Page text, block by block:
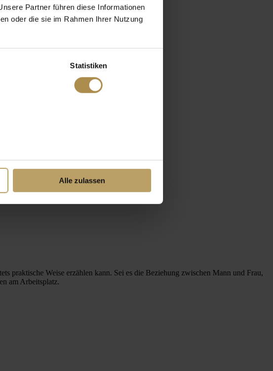
Partner führen diese Informationen
oder die sie im Rahmen Ihrer Nutzung
Statistiken
Alle zulassen
praktische Weise erzählen kann. Sei es die Beziehung zwischen Mann und Frau,
am Arbeitsplatz.